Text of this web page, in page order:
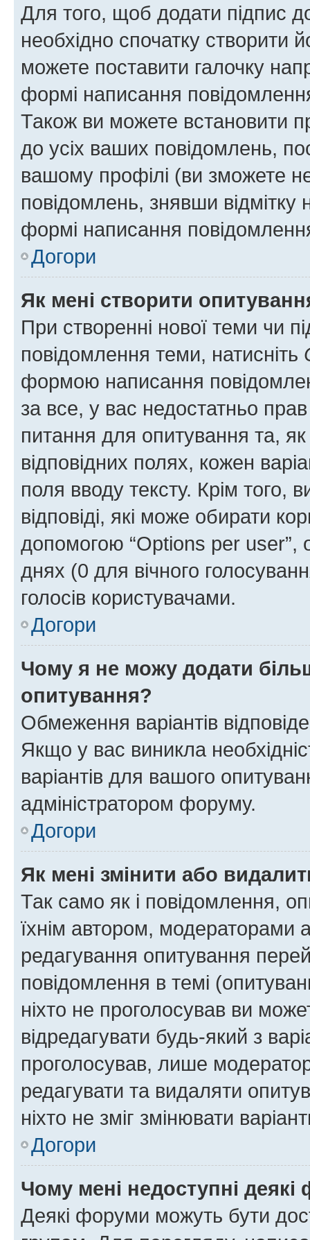
Для того, щоб додати підпис
необхідно спочатку створити
можете поставити галочку
формі написання
Також ви можете встановити
до усіх ваших повідомлень,
вашому профілі (ви зможете
повідомлень, знявши відмітку
формі написання
Догори
Як мені створити
При створенні нової теми чи
повідомлення теми, натисніть
формою написання
за все, у вас недостатньо
питання для опитування та, як
відповідних полях, кожен
поля вводу тексту. Крім того,
відповіді, які може обирати
допомогою “Options per user”,
днях (0 для вічного
голосів користувачами.
Догори
Чому я не можу додати
опитування?
Обмеження варіантів
Якщо у вас виникла
варіантів для вашого
адміністратором форуму.
Догори
Як мені змінити або
Так само як і повідомлення,
їхнім автором, модераторами
редагування опитування
повідомлення в темі
ніхто не проголосував ви
відредагувати будь-який з
проголосував, лише
редагувати та видаляти
ніхто не зміг змінювати
Догори
Чому мені недоступні
Деякі форуми можуть бути